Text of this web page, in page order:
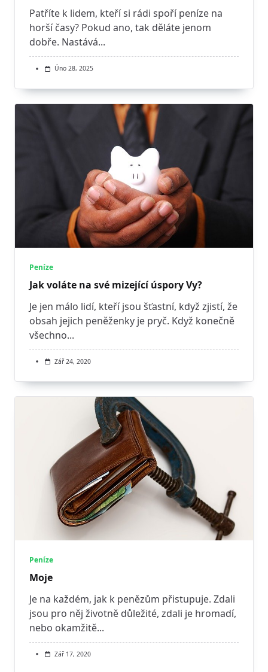
Patříte k lidem, kteří si rádi spoří peníze na
horší časy? Pokud ano, tak děláte jenom
dobře. Nastává...
Úno 28, 2025
Peníze
Jak voláte na své mizející úspory Vy?
Je jen málo lidí, kteří jsou šťastní, když zjistí, že
obsah jejich peněženky je pryč. Když konečně
všechno...
Zář 24, 2020
Peníze
Moje
Je na každém, jak k penězům přistupuje. Zdali
jsou pro něj životně důležité, zdali je hromadí,
nebo okamžitě...
Zář 17, 2020